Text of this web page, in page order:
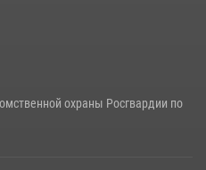
охраны Росгвардии по